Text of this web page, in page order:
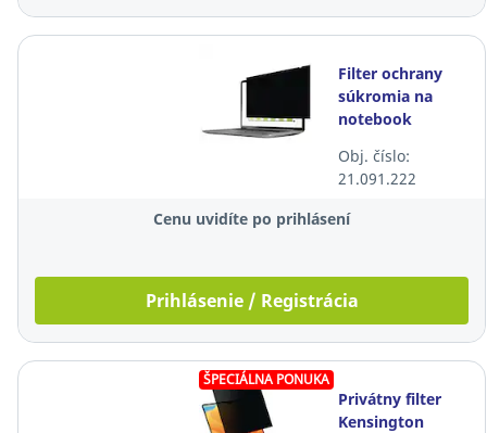
Filter ochrany
súkromia na
notebook
PrivaScreen 16",
16:10
Obj. číslo:
21.091.222
Cenu uvidíte po prihlásení
Prihlásenie / Registrácia
ŠPECIÁLNA PONUKA
Privátny filter
Kensington